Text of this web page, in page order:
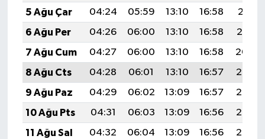
5 Ağu Çar
04:24 05:59 13:10 16:58
20:11
6 Ağu Per
04:26 06:00 13:10 16:58
20:10
7 Ağu Cum
04:27 06:00 13:10 16:58
20:09
8 Ağu Cts
04:28 06:01 13:10 16:57
20:08
9 Ağu Paz
04:29 06:02 13:09 16:57
20:07
10 Ağu Pts
04:31 06:03 13:09 16:56
20:06
11 Ağu Sal
04:32 06:04 13:09 16:56
20:05